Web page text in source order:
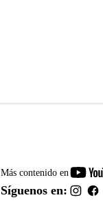
Más contenido en
Síguenos en: